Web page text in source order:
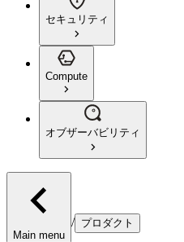
セキュリティ
Compute
オブザーバビリティ
Main menu
/ プロダクト